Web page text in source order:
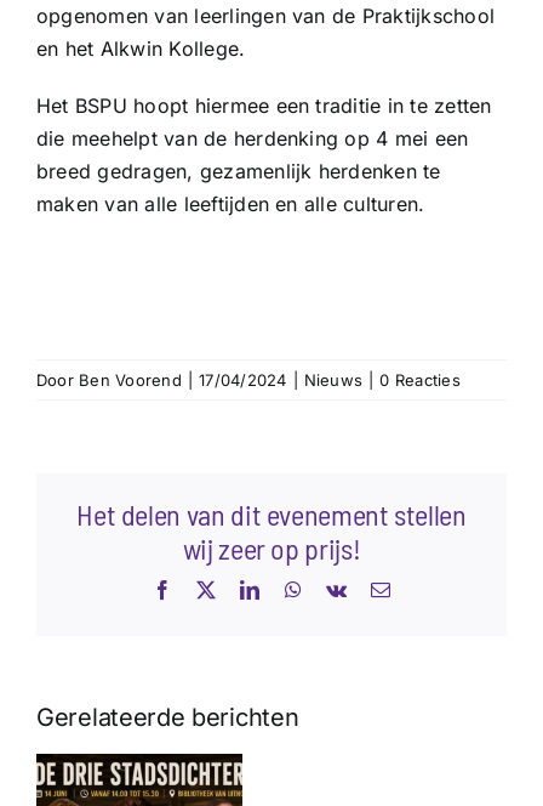
opgenomen van leerlingen van de Praktijkschool
en het Alkwin Kollege.
Het BSPU hoopt hiermee een traditie in te zetten
die meehelpt van de herdenking op 4 mei een
breed gedragen, gezamenlijk herdenken te
maken van alle leeftijden en alle culturen.
Door Ben Voorend 17/04/2024 Nieuws 0 Reacties
Het delen van dit evenement stellen
wij zeer op prijs!
Facebook LinkedInWhatsApp
Vk
E-
Gerelateerde berichten